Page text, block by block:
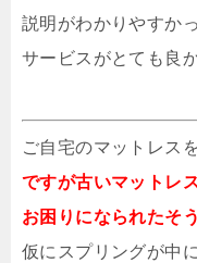
説明がわかりやすか
サービスがとても良
ご自宅のマットレス
ですが古いマットレ
お困りになられたそ
仮にスプリングが中